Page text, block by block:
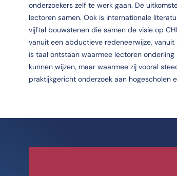
onderzoekers zelf te werk gaan. De
lectoren samen. Ook is internationale
vijftal bouwstenen die samen de visie op
vanuit een abductieve redeneerwijze,
is taal ontstaan waarmee lectoren
kunnen wijzen, maar waarmee zij vooral
praktijkgericht onderzoek aan hogescholen